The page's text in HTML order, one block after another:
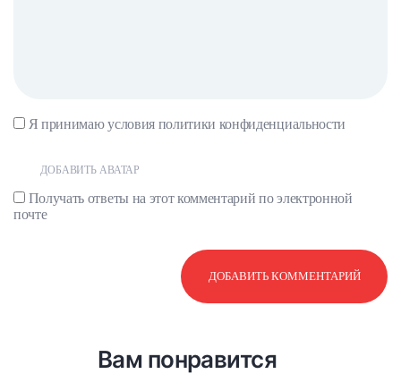
Я принимаю условия политики конфиденциальности
ДОБАВИТЬ АВАТАР
Получать ответы на этот комментарий по электронной
почте
Вам понравится